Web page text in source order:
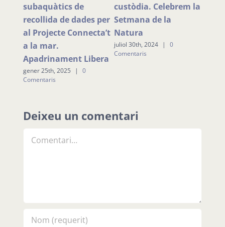
subaquàtics de
recollida de dades per
al Projecte Connecta’t
a la mar.
Apadrinament Libera
gener 25th, 2025 |
0
Comentaris
custòdia. Celebrem la
Setmana de la
Natura
juliol 30th, 2024 |
0
Comentaris
Deixeu un comentari
Comment